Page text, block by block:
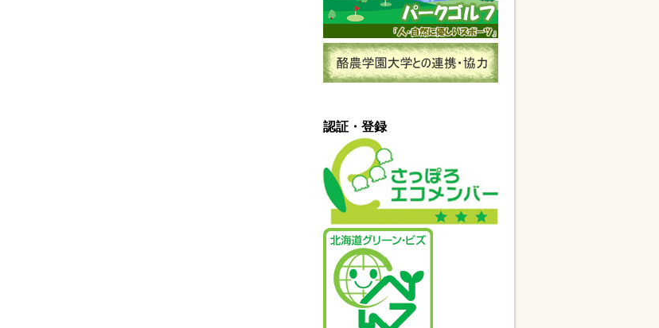
認証・登録